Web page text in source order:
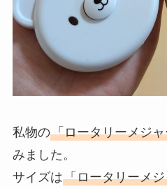
私物の「ロータリーメジ
みました。
サイズは「ロータリーメ